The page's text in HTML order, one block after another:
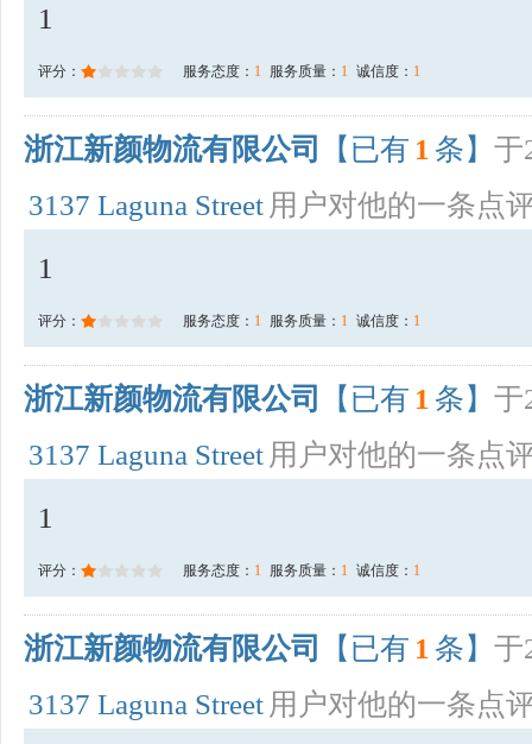
1
评分： 服务态度： 1 服务质量： 1 诚信度： 1
浙江新颜物流有限公司 【已有 1 条】 于
3137 Laguna Street 用户对他的一条点
1
评分： 服务态度： 1 服务质量： 1 诚信度： 1
浙江新颜物流有限公司 【已有 1 条】 于
3137 Laguna Street 用户对他的一条点
1
评分： 服务态度： 1 服务质量： 1 诚信度： 1
浙江新颜物流有限公司 【已有 1 条】 于
3137 Laguna Street 用户对他的一条点